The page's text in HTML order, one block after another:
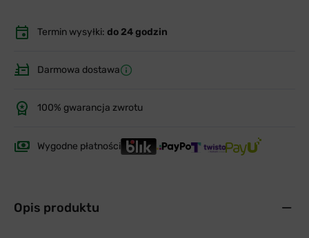
Termin wysyłki: do 24 godzin
Darmowa dostawa
100% gwarancja zwrotu
Wygodne płatności
Opis produktu